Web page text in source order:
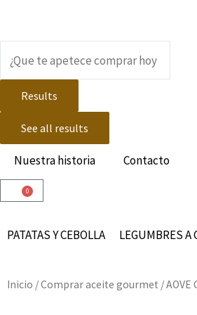
Results
See all results
Nuestra historia Contacto
0
Carrito
PATATAS Y CEBOLLA LEGUMBRES A
Inicio /Comprar aceite gourmet /